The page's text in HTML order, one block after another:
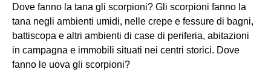
Dove fanno la tana gli scorpioni? Gli scorpioni fanno la
tana negli ambienti umidi, nelle crepe e fessure di bagni,
battiscopa e altri ambienti di case di periferia, abitazioni
in campagna e immobili situati nei centri storici. Dove
fanno le uova gli scorpioni?